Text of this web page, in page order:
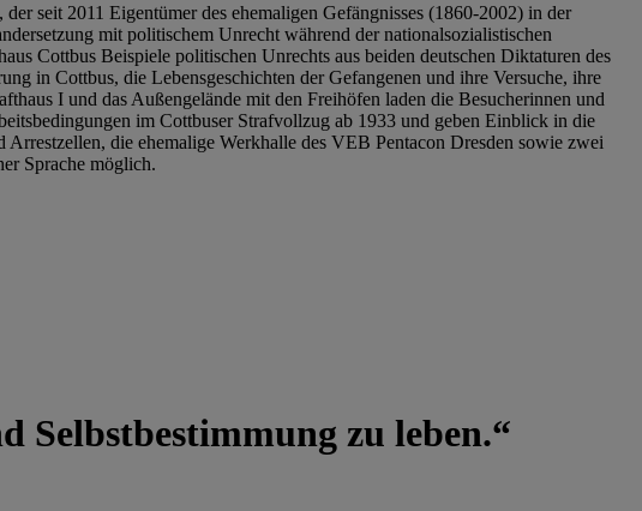
seit 2011 Eigentümer des ehemaligen Gefängnisses (1860-2002) in der
mit politischem Unrecht während der nationalsozialistischen
Cottbus Beispiele politischen Unrechts aus beiden deutschen Diktaturen des
in Cottbus, die Lebensgeschichten der Gefangenen und ihre Versuche, ihre
I und das Außengelände mit den Freihöfen laden die Besucherinnen und
im Cottbuser Strafvollzug ab 1933 und geben Einblick in die
die ehemalige Werkhalle des VEB Pentacon Dresden sowie zwei
Sprache möglich.
Selbstbestimmung zu leben.“